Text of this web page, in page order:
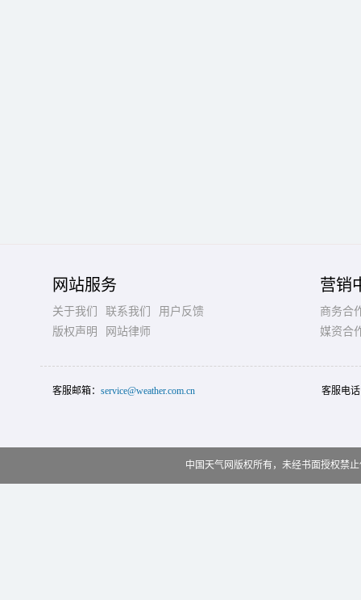
网站服务
关于我们 联系我们
用户反馈
版权声明
网站律师
营销
商务合
媒资合
客服邮箱： service@weather.com.cn 客服电
中国天气网版权所有，未经书面授权